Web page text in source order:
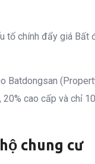
tố chính đẩy giá Bất
Batdongsan
cao cấp và chỉ
chung cư